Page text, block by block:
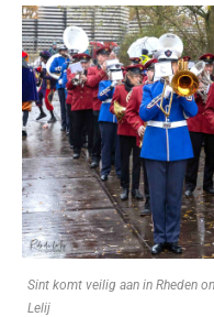
Sint komt veilig aan in Rheden
Lelij